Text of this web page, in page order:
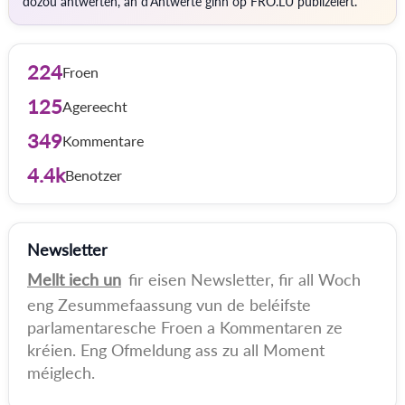
224Froen
125Agereecht
349Kommentare
4.4kBenotzer
Newsletter
Mellt iech un fir eisen Newsletter, fir all Woch
eng Zesummefaassung vun de beléifste
parlamentaresche Froen a Kommentaren ze
kréien. Eng Ofmeldung ass zu all Moment
méiglech.